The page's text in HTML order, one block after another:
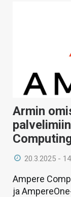
Armin
20.3.2025 -
Ampere
ja